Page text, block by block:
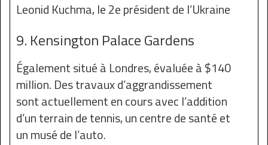
Leonid Kuchma, le 2e président de l’Ukraine
9. Kensington Palace Gardens
Également situé à Londres, évaluée à $140
million. Des travaux d’aggrandissement
sont actuellement en cours avec l’addition
d’un terrain de tennis, un centre de santé et
un musé de l’auto.